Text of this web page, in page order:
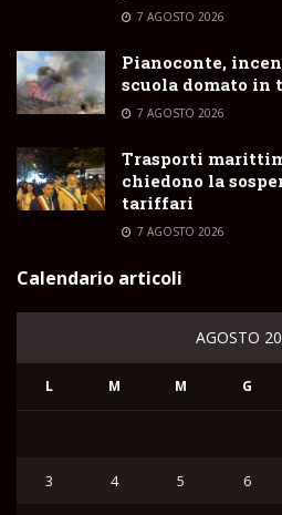
7 AGOSTO 2026
Pianoconte,
scuola domato in
7 AGOSTO 2026
Trasporti
chiedono la
tariffari
7 AGOSTO 2026
Calendario articoli
AGOSTO
L M M G
3 4 5 6